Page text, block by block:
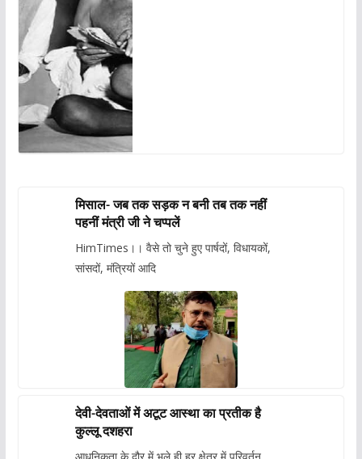
मिसाल- जब तक सड़क न बनी तब तक नहीं
पहनीं मंत्री जी ने चप्पलें
HimTimes।। वैसे तो चुने हुए पार्षदों, विधायकों,
सांसदों, मंत्रियों आदि
देवी-देवताओं में अटूट आस्था का प्रतीक है
कुल्लू दशहरा